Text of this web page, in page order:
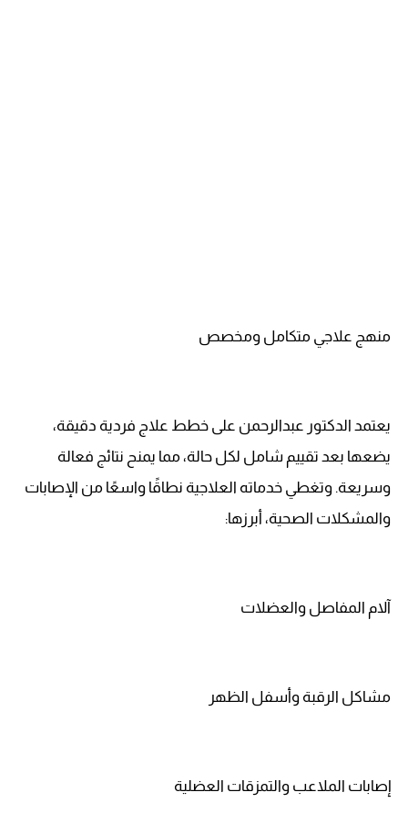
منهج علاجي متكامل ومخصص
يعتمد الدكتور عبدالرحمن على خطط علاج فردية دقيقة،
يضعها بعد تقييم شامل لكل حالة، مما يمنح نتائج فعالة
وسريعة. وتغطي خدماته العلاجية نطاقًا واسعًا من الإصابات
والمشكلات الصحية، أبرزها:
آلام المفاصل والعضلات
مشاكل الرقبة وأسفل الظهر
إصابات الملاعب والتمزقات العضلية